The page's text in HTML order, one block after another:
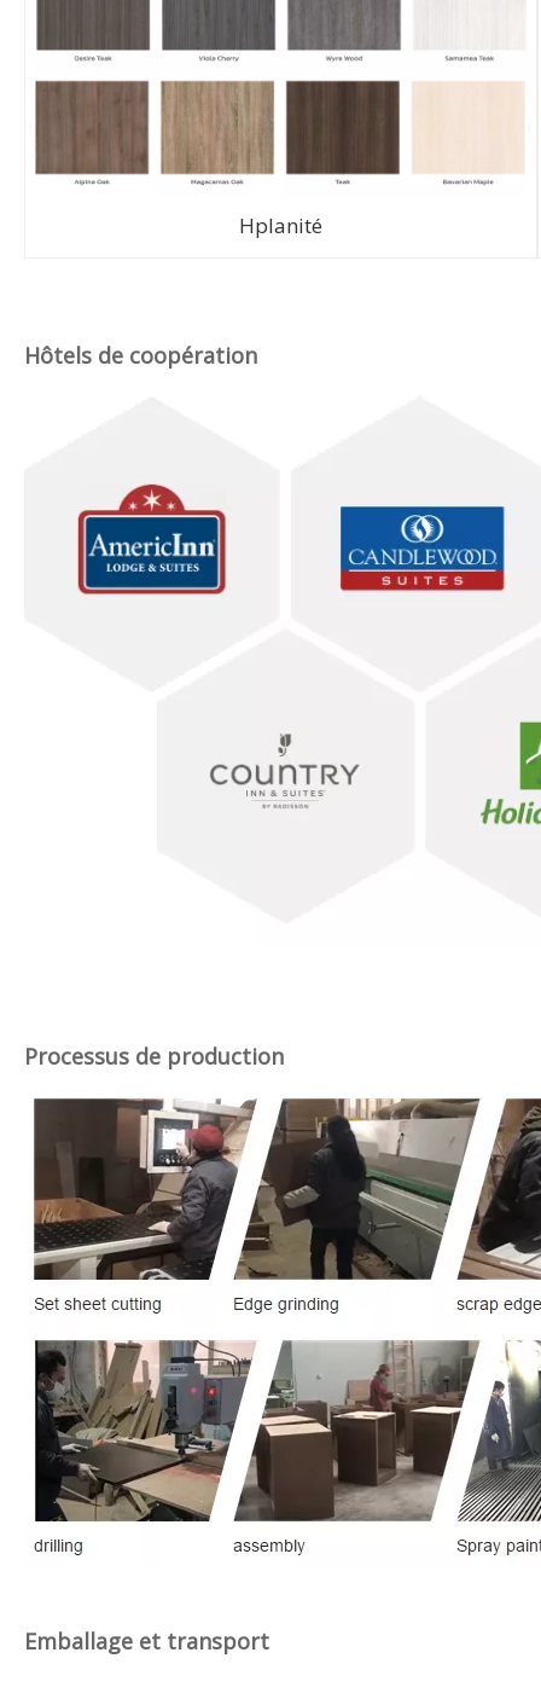
Hplanité
Hôtels de coopération
Processus de production
Emballage et transport